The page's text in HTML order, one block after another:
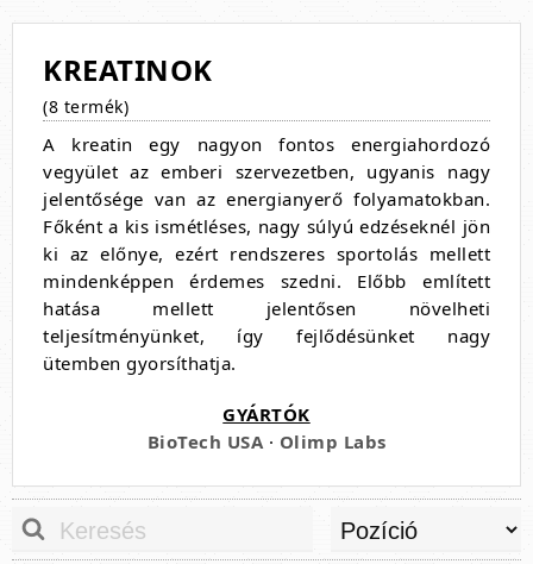
KREATINOK
(8 termék)
A kreatin egy nagyon fontos energiahordozó
vegyület az emberi szervezetben, ugyanis nagy
jelentősége van az energianyerő folyamatokban.
Főként a kis ismétléses, nagy súlyú edzéseknél jön
ki az előnye, ezért rendszeres sportolás mellett
mindenképpen érdemes szedni. Előbb említett
hatása mellett jelentősen növelheti
teljesítményünket, így fejlődésünket nagy
ütemben gyorsíthatja.
GYÁRTÓK
BioTech USA · Olimp Labs